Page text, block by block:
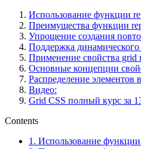
Использование функции
Преимущества функции
Упрощение создания
Поддержка
Применение свойства grid
Основные концепции
Распределение элементов
Видео:
Grid CSS полный курс за
Contents
1. Использование